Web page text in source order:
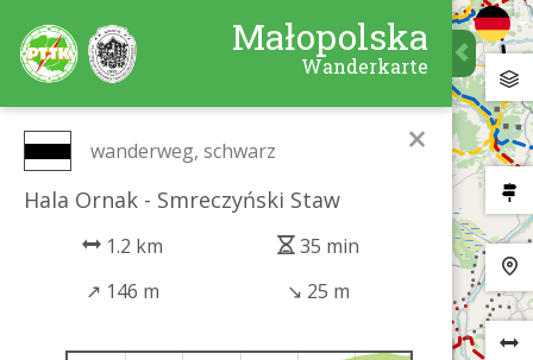
Małopolska
Wanderkarte
×
wanderweg, schwarz
Hala Ornak - Smreczyński Staw
1.2 km
35 min
↗ 146 m ↘ 25 m